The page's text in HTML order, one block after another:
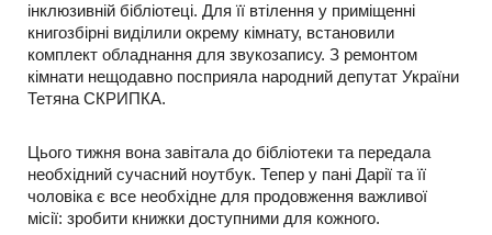
інклюзивній бібліотеці. Для її втілення у приміщенні
книгозбірні виділили окрему кімнату, встановили
комплект обладнання для звукозапису. З ремонтом
кімнати нещодавно посприяла народний депутат України
Тетяна СКРИПКА.
Цього тижня вона завітала до бібліотеки та передала
необхідний сучасний ноутбук. Тепер у пані Дарії та її
чоловіка є все необхідне для продовження важливої
місії: зробити книжки доступними для кожного.